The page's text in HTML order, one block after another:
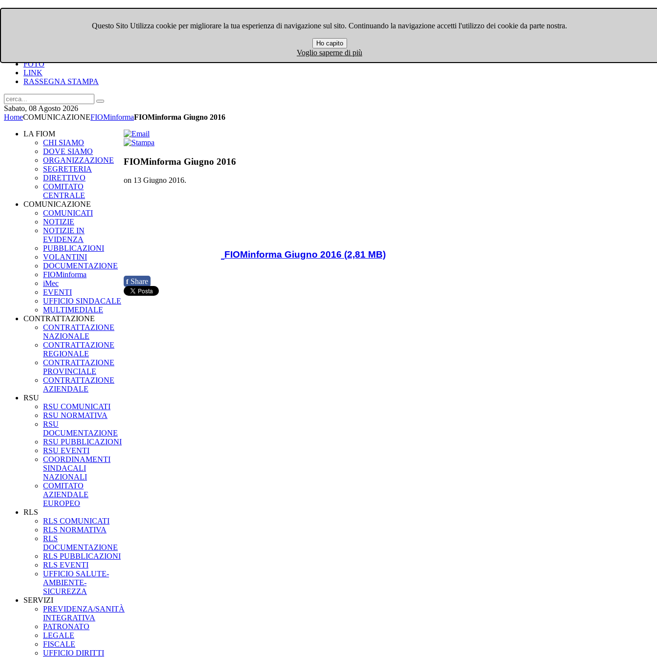
Questo Sito Utilizza cookie per migliorare la tua esperienza di navigazione sul sito. Continuando la navigazione accetti l'utilizzo dei cookie da parte nostra.
Ho capito
Voglio saperne di più
FOTO
LINK
RASSEGNA STAMPA
Sabato, 08 Agosto 2026
HomeCOMUNICAZIONEFIOMinformaFIOMinforma Giugno 2016
FIOMinforma Giugno 2016
on 13 Giugno 2016.
FIOMinforma Giugno 2016 (2,81 MB)
f Share
LA FIOM
CHI SIAMO
DOVE SIAMO
ORGANIZZAZIONE
SEGRETERIA
DIRETTIVO
COMITATO
CENTRALE
COMUNICAZIONE
COMUNICATI
NOTIZIE
NOTIZIE IN
EVIDENZA
PUBBLICAZIONI
VOLANTINI
DOCUMENTAZIONE
FIOMinforma
iMec
EVENTI
UFFICIO SINDACALE
MULTIMEDIALE
CONTRATTAZIONE
CONTRATTAZIONE
NAZIONALE
CONTRATTAZIONE
REGIONALE
CONTRATTAZIONE
PROVINCIALE
CONTRATTAZIONE
AZIENDALE
RSU
RSU COMUNICATI
RSU NORMATIVA
RSU
DOCUMENTAZIONE
RSU PUBBLICAZIONI
RSU EVENTI
COORDINAMENTI
SINDACALI
NAZIONALI
COMITATO
AZIENDALE
EUROPEO
RLS
RLS COMUNICATI
RLS NORMATIVA
RLS
DOCUMENTAZIONE
RLS PUBBLICAZIONI
RLS EVENTI
UFFICIO SALUTE-
AMBIENTE-
SICUREZZA
SERVIZI
PREVIDENZA/SANITÀ
INTEGRATIVA
PATRONATO
LEGALE
FISCALE
UFFICIO DIRITTI